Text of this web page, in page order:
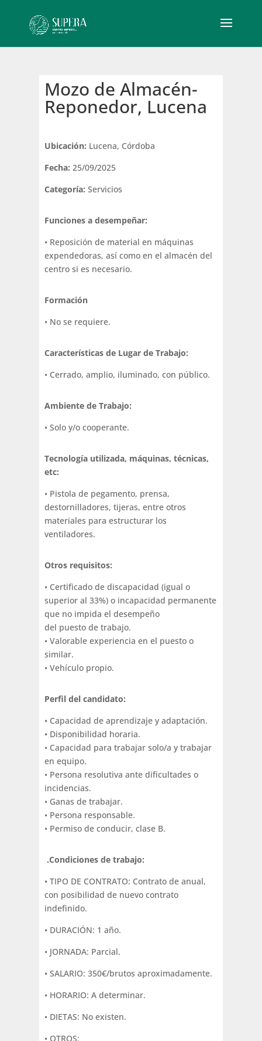
Mozo de Almacén-
Reponedor, Lucena
Ubicación: Lucena, Córdoba
Fecha: 25/09/2025
Categoría:Servicios
Funciones a desempeñar:
• Reposición de material en máquinas
expendedoras, así como en el almacén del
centro si es necesario.
Formación
• No se requiere.
Características de Lugar de Trabajo:
• Cerrado, amplio, iluminado, con público.
Ambiente de Trabajo:
• Solo y/o cooperante.
Tecnología utilizada, máquinas, técnicas,
etc:
• Pistola de pegamento, prensa,
destornilladores, tijeras, entre otros
materiales para estructurar los
ventiladores.
Otros requisitos:
• Certificado de discapacidad (igual o
superior al 33%) o incapacidad permanente
que no impida el desempeño
del puesto de trabajo.
• Valorable experiencia en el puesto o
similar.
• Vehículo propio.
Perfil del candidato:
• Capacidad de aprendizaje y adaptación.
• Disponibilidad horaria.
• Capacidad para trabajar solo/a y trabajar
en equipo.
• Persona resolutiva ante dificultades o
incidencias.
• Ganas de trabajar.
• Persona responsable.
• Permiso de conducir, clase B.
.Condiciones de trabajo:
• TIPO DE CONTRATO: Contrato de anual,
con posibilidad de nuevo contrato
indefinido.
• DURACIÓN: 1 año.
• JORNADA: Parcial.
• SALARIO: 350€/brutos aproximadamente.
• HORARIO: A determinar.
• DIETAS: No existen.
• OTROS: